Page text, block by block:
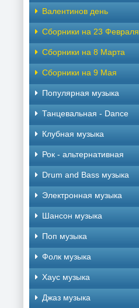
Валентинов день
Сборники на 23 Февраля
Сборники на 8 Марта
Сборники на 9 Мая
Популярная музыка
Танцевальная - Dance
Клубная музыка
Рок - альтернативная
Drum and Bass музыка
Электронная музыка
Шансон музыка
Поп музыка
Фолк музыка
Хаус музыка
Джаз музыка